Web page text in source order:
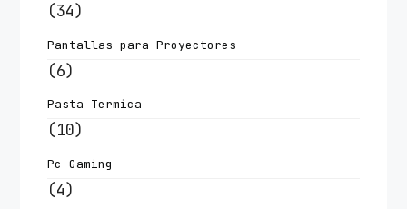
(34)
Pantallas para Proyectores
(6)
Pasta Termica
(10)
Pc Gaming
(4)